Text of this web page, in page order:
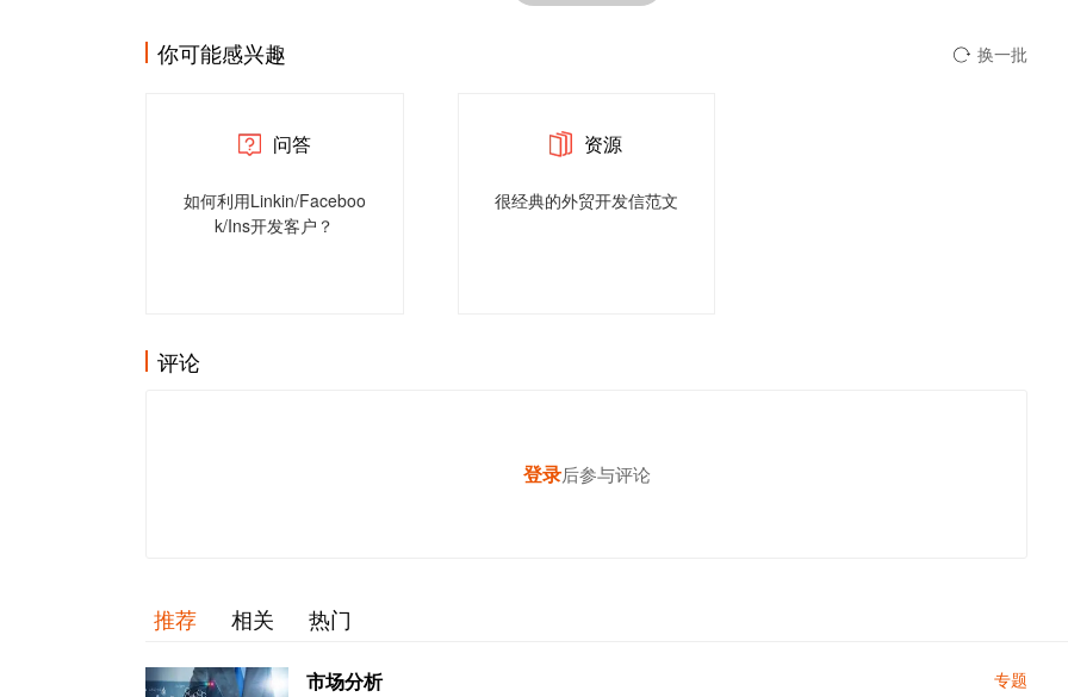
你可能感兴趣 换一批
问答
如何利用Linkin/Faceboo
k/Ins开发客户？
资源
很经典的外贸开发信范文
评论
登录后参与评论
发表你的高见
推荐 相关 热门
专题
市场分析